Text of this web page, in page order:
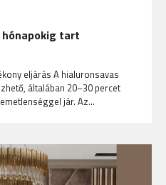
hónapokig tart
eljárás A hialuronsavas
általában 20–30 percet
jár. Az…